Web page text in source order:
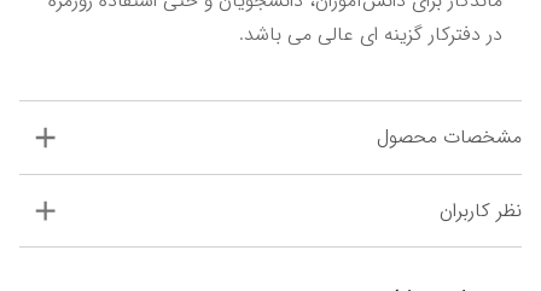
در دفترکار گزینه ای عالی می باشد.
مشخصات محصول
نظر کاربران